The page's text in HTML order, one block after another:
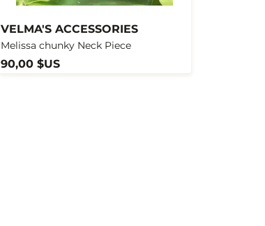
VELMA'S ACCESSORIES
Melissa chunky Neck Piece
90,00 $US